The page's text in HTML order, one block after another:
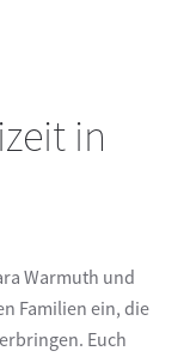
in
Warmuth und
Familien ein, die
Euch